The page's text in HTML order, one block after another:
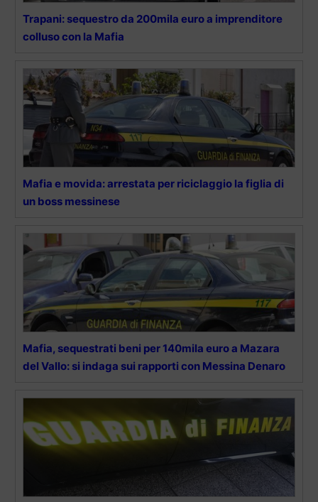
Trapani: sequestro da 200mila euro a imprenditore
colluso con la Mafia
Mafia e movida: arrestata per riciclaggio la figlia di
un boss messinese
Mafia, sequestrati beni per 140mila euro a Mazara
del Vallo: si indaga sui rapporti con Messina Denaro